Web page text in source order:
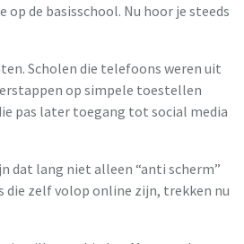
de basisschool. Nu hoor je steeds
Scholen die telefoons weren uit
op simpele toestellen
pas later toegang tot social media
dat lang niet alleen “anti scherm”
die zelf volop online zijn, trekken nu